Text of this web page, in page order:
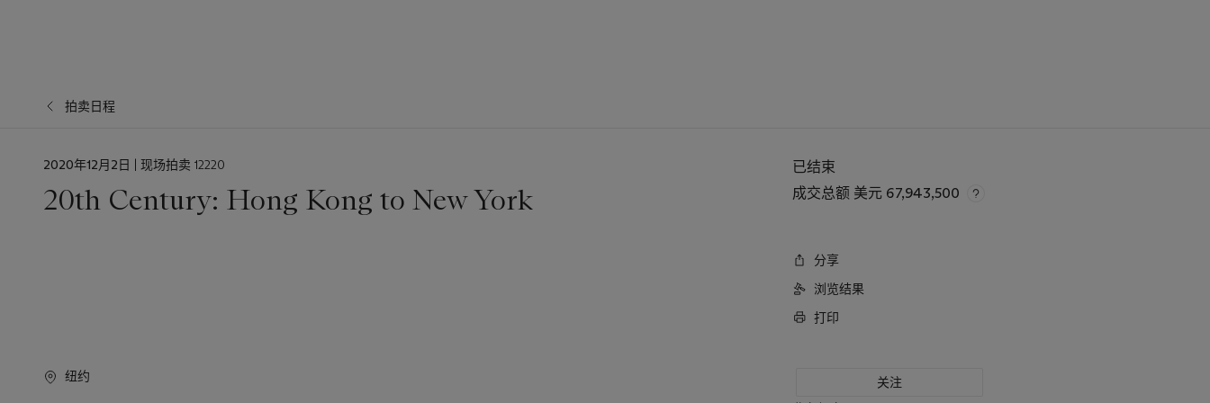
拍卖日程
日
2020年12月2日 | 现场拍卖 12220
20th Century: Hong Kong to New York
纽约
已结束
成交总额 美元 67,943,500
分享
浏览结果
打印
关注